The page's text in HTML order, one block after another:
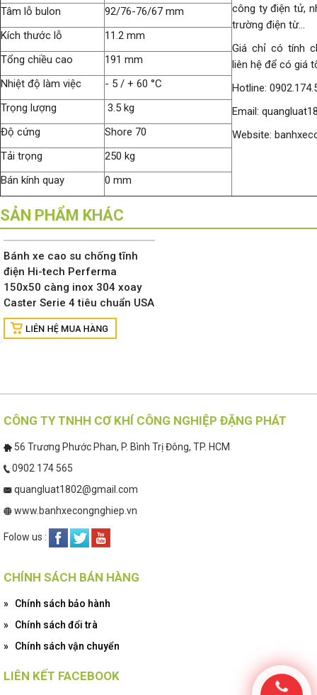
công ty điện tử,
trường điện từ…
Giá chỉ có tính
liên hệ để có giá
Hotline:
Email:
Website:
Tâm lỗ bulon
92/76-76/67 mm
Kích thước lỗ
11.2 mm
Tổng chiều cao
191 mm
Nhiệt độ làm việc
- 5 / + 60 °C
Trọng lượng
3.5 kg
Độ cứng
Shore 70
Tải trọng
250 kg
Bán kính quay
0 mm
SẢN PHẨM KHÁC
Bánh xe cao su chống tĩnh
điện Hi-tech Perferma
150x50 càng inox 304 xoay
Caster Serie 4 tiêu chuẩn USA
CÔNG TY TNHH CƠ KHÍ CÔNG NGHIỆP ĐẶNG PHÁT
56 Trương Phước Phan, P. Bình Trị Đông, TP. HCM
0902 174 565
quangluat1802@gmail.com
www.banhxecongnghiep.vn
Folow us :
CHÍNH SÁCH BÁN HÀNG
»
Chính sách bảo hành
»
Chính sách đổi trà
»
Chính sách vận chuyển
LIÊN KẾT FACEBOOK